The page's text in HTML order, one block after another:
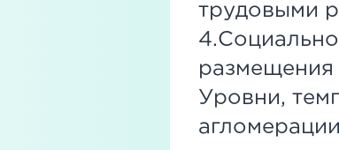
трудовыми
размещения
Уровни,